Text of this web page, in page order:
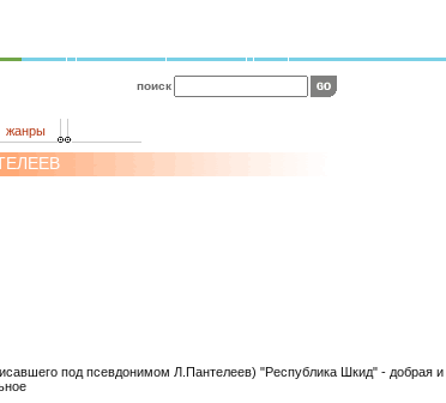
поиск
жанры
под псевдонимом Л.Пантелеев) "Республика Шкид" - добрая